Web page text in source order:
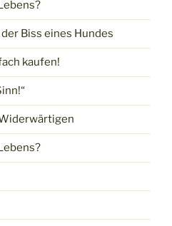
Biss eines Hundes
kaufen!